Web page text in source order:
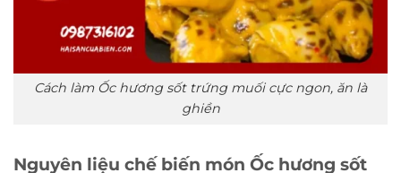
Cách làm Ốc hương sốt trứng muối cực ngon, ăn là
ghiền
Nguyên liệu chế biến món Ốc hương sốt